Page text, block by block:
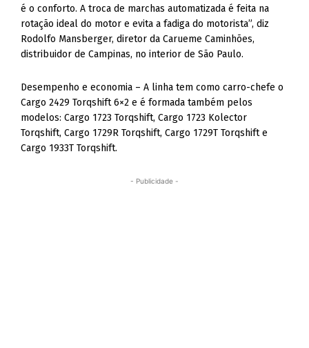
é o conforto. A troca de marchas automatizada é feita na
rota­ção ideal do motor e evita a fadiga do mo­torista”, diz
Rodolfo Mansberger, diretor da Carueme Caminhões,
distribuidor de Campinas, no interior de São Paulo.
Desempenho e economia – A linha tem como carro-chefe o
Cargo 2429 Torqshift 6×2 e é formada também pelos
modelos: Cargo 1723 Torqshift, Cargo 1723 Kolector
Torqshift, Cargo 1729R Torqshift, Cargo 1729T Torqshift e
Cargo 1933T Torqshift.
- Publicidade -